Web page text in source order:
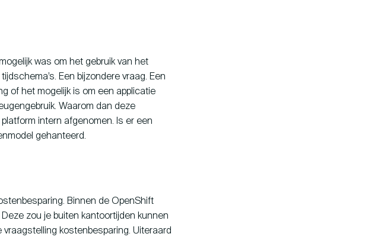
was om het gebruik van het
Een bijzondere vraag. Een
of het mogelijk is om een applicatie
Waarom dan deze
intern afgenomen. Is er een
gehanteerd.
Binnen de OpenShift
zou je buiten kantoortijden kunnen
kostenbesparing. Uiteraard